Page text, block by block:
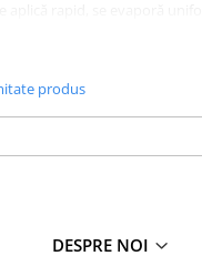
Lasă un
plasticul, vinilul și
fără luciu artificial
produs
DESPRE NOI